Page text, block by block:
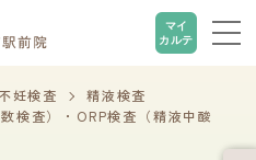
マイ
カルテ
妊検査
精液検査
検査）・ORP検査（精液中酸